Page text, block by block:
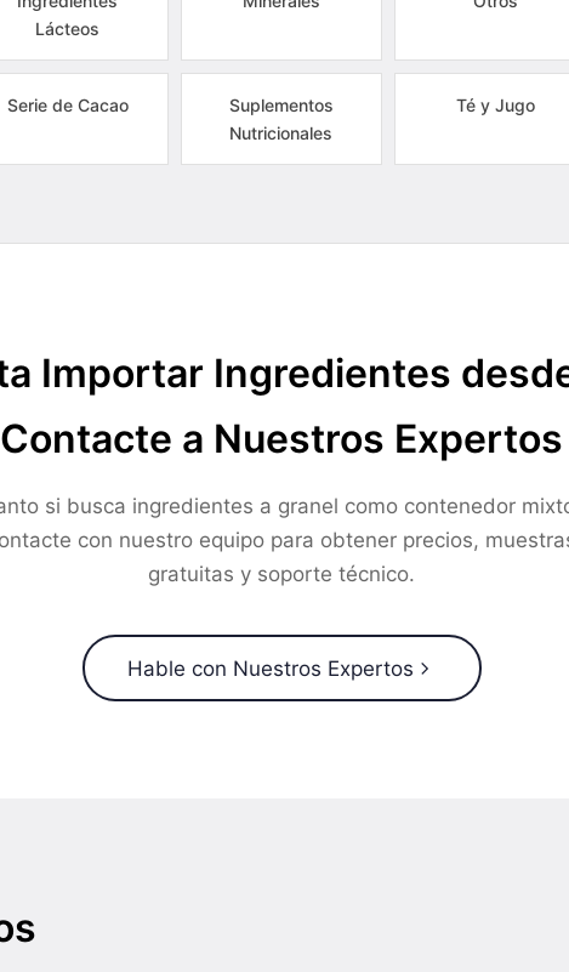
Lácteos
Serie de Cacao
Suplementos
Nutricionales
Té y Jugo
Importar Ingredientes
Contacte a Nuestros Expertos
si busca ingredientes a granel como contenedor
con nuestro equipo para obtener precios,
gratuitas y soporte técnico.
Hable con Nuestros Expertos